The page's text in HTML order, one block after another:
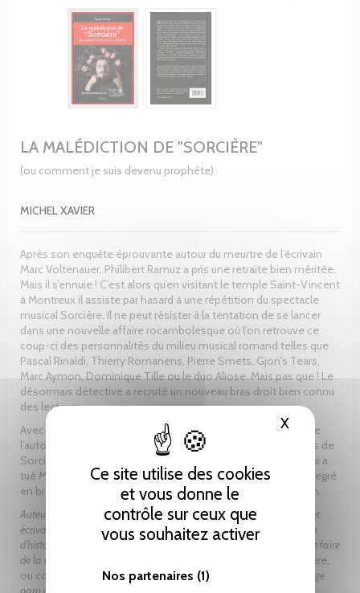
Ce site utilise des cookies
et vous donne le
contrôle sur ceux que
vous souhaitez activer
Nos partenaires (1)
XMasquer
LA MALÉDICTION DE "SORCIÈRE"
(ou comment je suis devenu prophète)
MICHEL XAVIER
Après son enquête éprouvante autour du meurtre de l’écrivain
Marc Voltenauer, Philibert Ramuz a pris une retraite bien méritée.
Mais il s’ennuie ! C’est alors qu’en visitant le temple Saint-Vincent
à Montreux il assiste par hasard à une répétition du spectacle
musical Sorcière. Il ne peut résister à la tentation de se lancer
dans une nouvelle affaire rocambolesque où l’on retrouve ce
coup-ci des personnalités du milieu musical romand telles que
Pascal Rinaldi, Thierry Romanens, Pierre Smets, Gjon's Tears,
Marc Aymon, Dominique Tille ou le duo Aliose. Mais pas que ! Le
désormais détective a recruté un nouveau bras droit bien connu
des lecteurs…
Avec ce nouveau roman décalé, Xavier Michel joue la carte de
l’autodérision et nous emmène dans l’intimité des coulisses de
Sorcière – Le musical. Reprenant le ton adopté dans Mais qui a
tué Marc Voltenauer ?, il confirme son goût pour le second degré
en brouillant de nouveau les frontières entre réalité et fiction.
Auteur-compositeur-interprète (notamment au sein du duo Aliose) et
écrivain éclectique, Xavier Michel est né en 1983. Il a suivi des études
d’histoire et de littérature française à l’Université de Genève avant de faire
de la musique et de l’écriture son métier.
La malédiction de Sorcière,
ou comment je suis devenu prophèteest son quatrième ouvrage